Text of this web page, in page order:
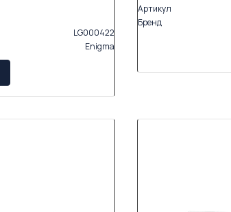
LG000422
Enigma
Артикул
Бренд